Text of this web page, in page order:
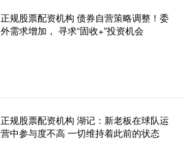
正规股票配资机构 债券自营策略调整！委
外需求增加， 寻求“固收+”投资机会
正规股票配资机构 湖记：新老板在球队运
营中参与度不高 一切维持着此前的状态